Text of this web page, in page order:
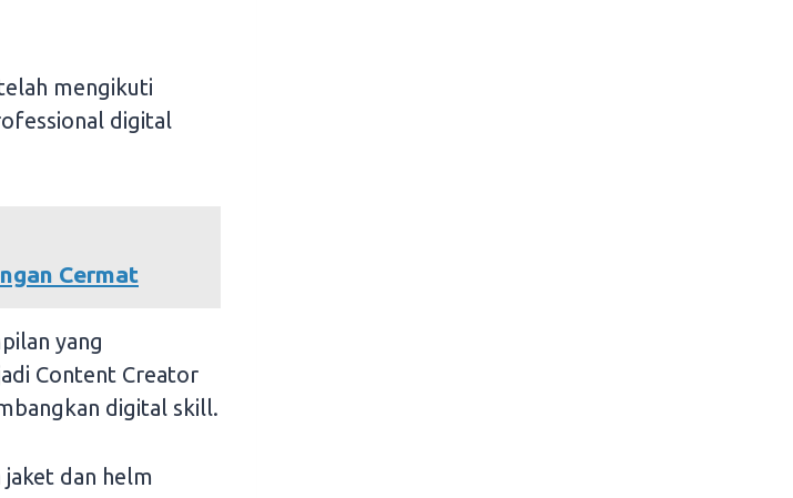
mengikuti
digital
Cermat
yang
Content Creator
digital skill.
jaket dan helm